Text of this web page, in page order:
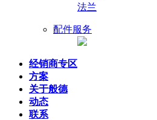
法兰
配件服务
经销商专区
方案
关于般德
动态
联系